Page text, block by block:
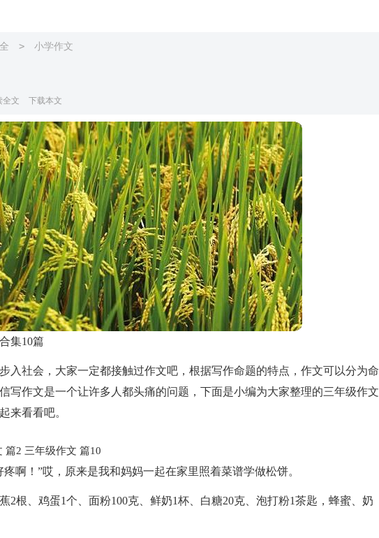
> 小学作文
全文 下载本文
集10篇
入社会，大家一定都接触过作文吧，根据写作命题的特点，作文可以分为命
写作文是一个让许多人都头痛的问题，下面是小编为大家整理的三年级作文
来看看吧。
啊！”哎，原来是我和妈妈一起在家里照着菜谱学做松饼。
2根、鸡蛋1个、面粉100克、鲜奶1杯、白糖20克、泡打粉1茶匙，蜂蜜、奶
篇2 三年级作文 篇10